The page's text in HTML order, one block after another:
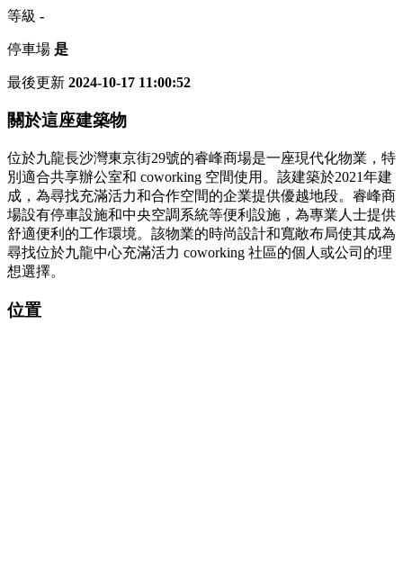
等級 -
停車場 是
最後更新 2024-10-17 11:00:52
關於這座建築物
位於九龍長沙灣東京街29號的睿峰商場是一座現代化物業，特
別適合共享辦公室和 coworking 空間使用。該建築於2021年建
成，為尋找充滿活力和合作空間的企業提供優越地段。睿峰商
場設有停車設施和中央空調系統等便利設施，為專業人士提供
舒適便利的工作環境。該物業的時尚設計和寬敞布局使其成為
尋找位於九龍中心充滿活力 coworking 社區的個人或公司的理
想選擇。
位置